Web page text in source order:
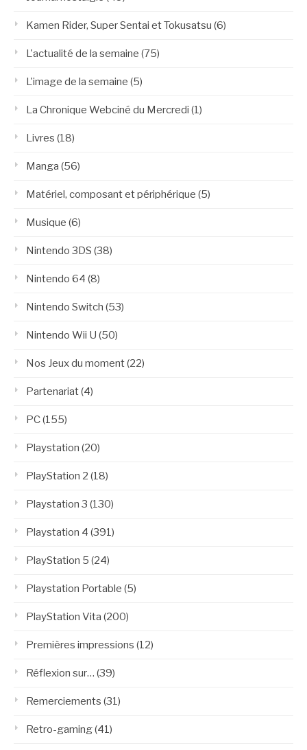
Kamen Rider, Super Sentai et Tokusatsu (6)
L'actualité de la semaine (75)
L'image de la semaine (5)
La Chronique Webciné du Mercredi (1)
Livres (18)
Manga (56)
Matériel, composant et périphérique (5)
Musique (6)
Nintendo 3DS (38)
Nintendo 64 (8)
Nintendo Switch (53)
Nintendo Wii U (50)
Nos Jeux du moment(22)
Partenariat(4)
PC(155)
Playstation (20)
PlayStation 2 (18)
Playstation 3 (130)
Playstation 4 (391)
PlayStation 5 (24)
Playstation Portable (5)
PlayStation Vita (200)
Premières impressions (12)
Réflexion sur… (39)
Remerciements (31)
Retro-gaming(41)